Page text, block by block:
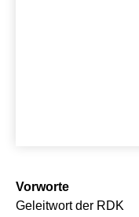
Vorworte
Geleitwort der RDK